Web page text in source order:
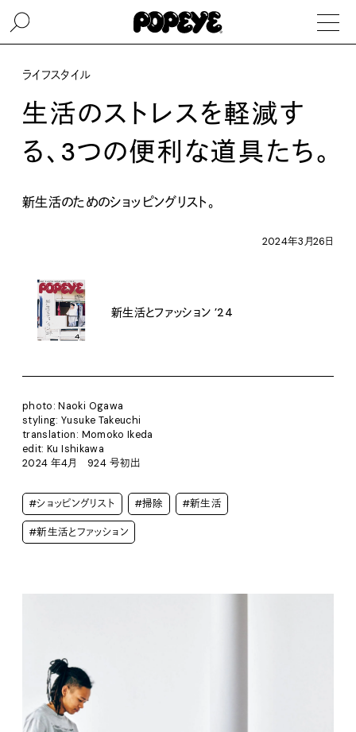
ライフスタイル
生活のストレスを軽減す
る、3つの便利な道具たち。
新生活のためのショッピングリスト。
2024年3月26日
新生活とファッション ’24
photo: Naoki Ogawa
styling: Yusuke Takeuchi
translation: Momoko Ikeda
edit: Ku Ishikawa
2024 年4月 924 号初出
#ショッピングリスト #掃除 #新生活
#新生活とファッション